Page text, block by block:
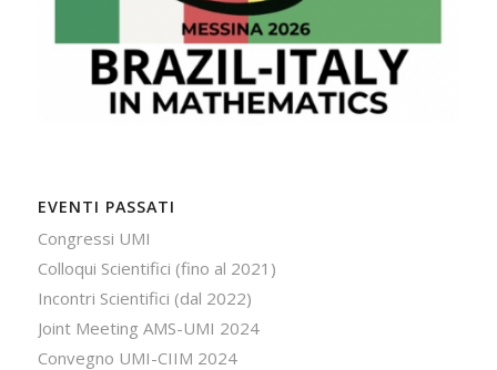
EVENTI PASSATI
Congressi UMI
Colloqui Scientifici (fino al 2021)
Incontri Scientifici (dal 2022)
Joint Meeting AMS-UMI 2024
Convegno UMI-CIIM 2024